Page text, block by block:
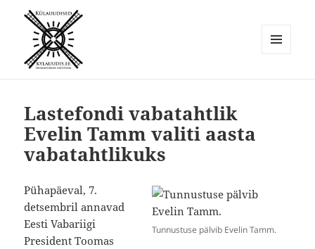
Lastefondi vabatahtlik
Evelin Tamm valiti aasta
vabatahtlikuks
Tunnustuse pälvib Evelin Tamm.
Pühapäeval, 7.
detsembril annavad
Eesti Vabariigi
President Toomas